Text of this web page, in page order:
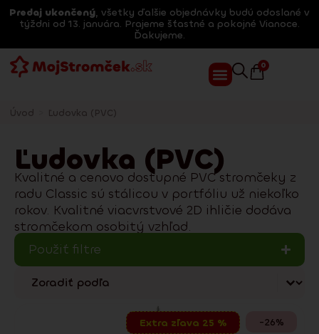
Predaj ukončený, všetky ďalšie objednávky budú odoslané v
týždni od 13. januára. Prajeme šťastné a pokojné Vianoce.
Ďakujeme.
0
Úvod Ľudovka (PVC)
Ľudovka (PVC)
Kvalitné a cenovo dostupné PVC stromčeky z
radu Classic sú stálicou v portfóliu už niekoľko
rokov. Kvalitné viacvrstvové 2D ihličie dodáva
stromčekom osobitý vzhľad.
Použiť filtre
Třídění sk
Sort content
-26%
Extra zľava 25 %